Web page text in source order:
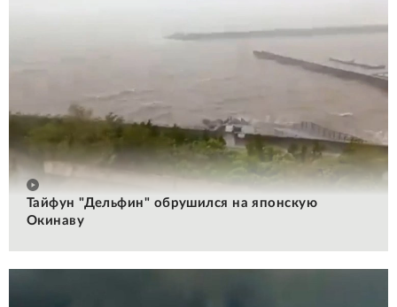
Тайфун "Дельфин" обрушился на японскую
Окинаву